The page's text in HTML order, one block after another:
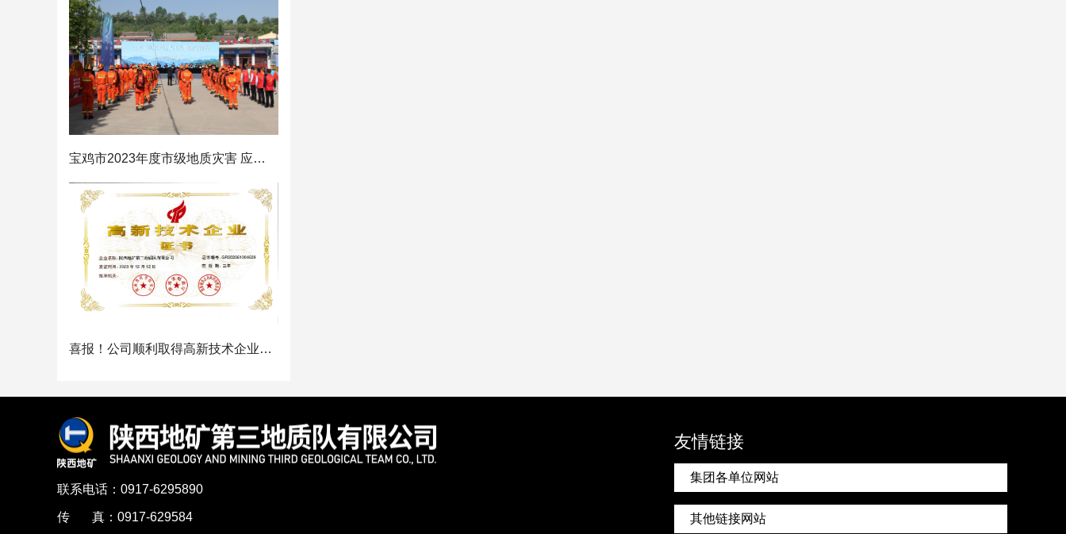
宝鸡市2023年度市级地质灾害 应急技术支撑演练圆满完成
喜报！公司顺利取得高新技术企业证书
联系电话：0917-6295890
传 真：0917-629584
友情链接
集团各单位网站
其他链接网站